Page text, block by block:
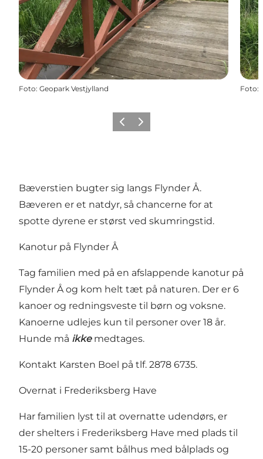
Foto: Geopark Vestjylland Foto:
ForrigeNæste
Bæverstien bugter sig langs Flynder Å.
Bæveren er et natdyr, så chancerne for at
spotte dyrene er størst ved skumringstid.
Kanotur på Flynder Å
Tag familien med på en afslappende kanotur på
Flynder Å og kom helt tæt på naturen. Der er 6
kanoer og redningsveste til børn og voksne.
Kanoerne udlejes kun til personer over 18 år.
Hunde må ikke medtages.
Kontakt Karsten Boel på tlf. 2878 6735.
Overnat i Frederiksberg Have
Har familien lyst til at overnatte udendørs, er
der shelters i Frederiksberg Have med plads til
15-20 personer samt bålhus med bålplads og